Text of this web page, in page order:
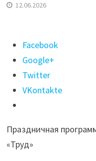
12.06.2026
Поделиться
"Ярмарка,
концерт
50-
флаг:
как
Facebook
Google+
Twitter
VKontakte
Праздничная
«Труд»